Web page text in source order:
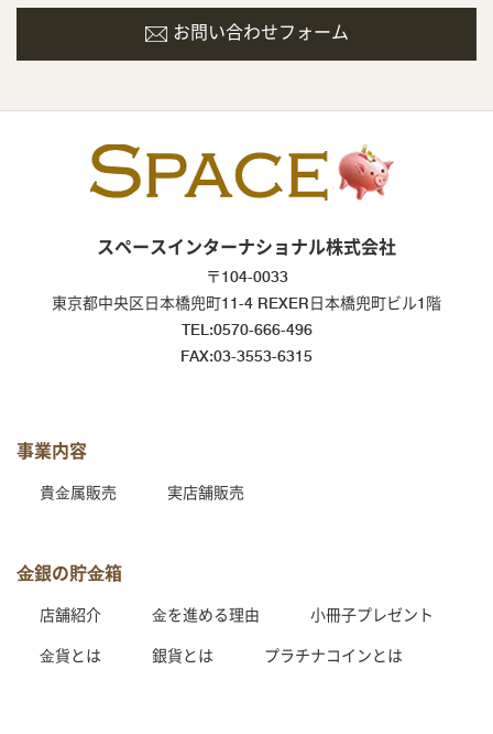
お問い合わせフォーム
スペースインターナショナル株式会社
〒104-0033
東京都中央区日本橋兜町11-4 REXER日本橋兜町ビル1階
TEL:0570-666-496
FAX:03-3553-6315
事業内容
貴⾦属販売 実店舗販売
⾦銀の貯⾦箱
店舗紹介 ⾦を進める理由 小冊子プレゼント
⾦貨とは 銀貨とは プラチナコインとは